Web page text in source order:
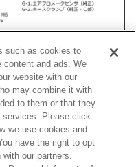
年式
06/11 -14/04 Racing Suction
such as cookies to
content and ads. We
website with our
may combine it with
to them or that they
services. Please click
we use cookies and
have the right to opt
our partners.